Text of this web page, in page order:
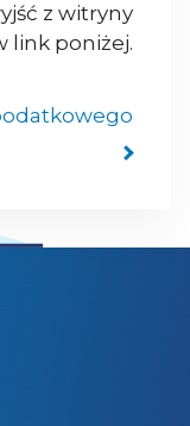
z witryny
link poniżej.